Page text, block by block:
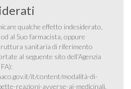
qualche effetto indesiderato,
al Suo farmacista, oppure
sanitaria di riferimento
al seguente sito dell’Agenzia
it/content/modalità-di-
reazioni-avverse-ai-medicinali.